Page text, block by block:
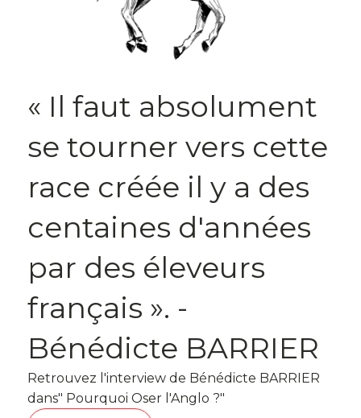
« Il faut absolument
se tourner vers cette
race créée il y a des
centaines d'années
par des éleveurs
français ». -
Bénédicte BARRIER
Retrouvez l'interview de Bénédicte BARRIER
dans" Pourquoi Oser l'Anglo ?"